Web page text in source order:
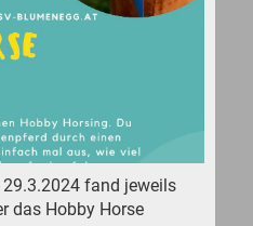
fand jeweils
das Hobby Horse